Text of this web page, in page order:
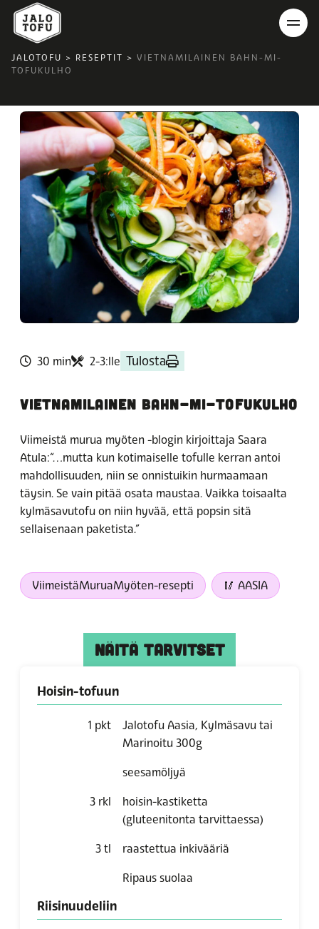
JALOTOFU > RESEPTIT > VIETNAMILAINEN BAHN-MI-
TOFUKULHO
30 min 2-3:lle Tulosta
VIETNAMILAINEN BAHN-MI-TOFUKULHO
Viimeistä murua myöten -blogin kirjoittaja Saara
Atula:“…mutta kun kotimaiselle tofulle kerran antoi
mahdollisuuden, niin se onnistuikin hurmaamaan
täysin. Se vain pitää osata maustaa. Vaikka toisaalta
kylmäsavutofu on niin hyvää, että popsin sitä
sellaisenaan paketista.”
ViimeistäMuruaMyöten-resepti 🥢 AASIA
NÄITÄ TARVITSET
Hoisin-tofuun
1 pkt
Jalotofu Aasia, Kylmäsavu tai
Marinoitu 300g
seesamöljyä
3 rkl
hoisin-kastiketta
(gluteenitonta tarvittaessa)
3 tl raastettua inkivääriä
Ripaus suolaa
Riisinuudeliin